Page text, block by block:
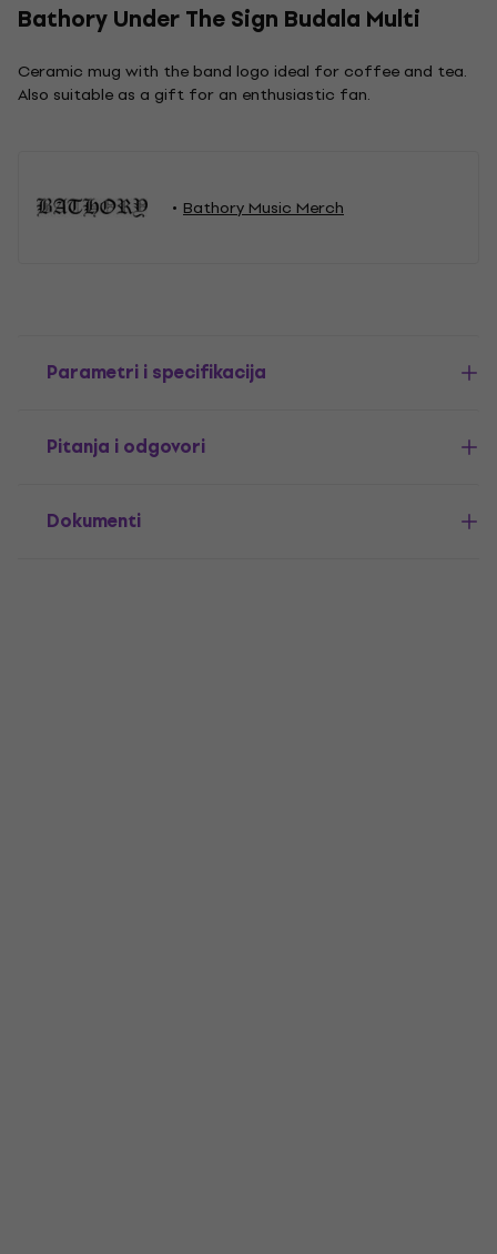
Bathory Under The Sign Budala Multi
Ceramic mug with the band logo ideal for coffee and tea.
Also suitable as a gift for an enthusiastic fan.
Bathory Music Merch
Parametri i specifikacija
Pitanja i odgovori
Dokumenti